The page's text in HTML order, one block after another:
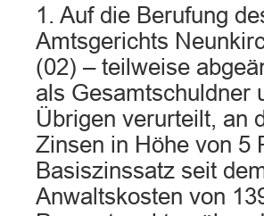
1. Auf die Berufung
Amtsgerichts
(02) – teilweise
als Gesamtschuldner
Übrigen verurteilt, an
Zinsen in Höhe von 5
Basiszinssatz seit
Anwaltskosten von